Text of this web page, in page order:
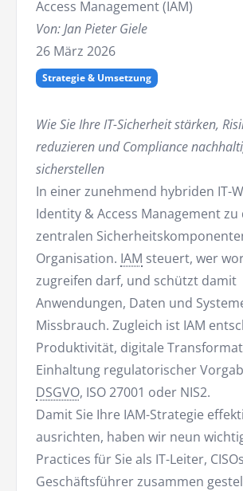
Access Management (IAM)
Von: Jan Pieter Giele
26 März 2026
Strategie & Umsetzung
Wie Sie Ihre IT-Sicherheit stärken,
reduzieren und Compliance
sicherstellen
In einer zunehmend hybriden IT-
Identity & Access Management zu
zentralen
Organisation. IAM steuert, wer
zugreifen darf, und schützt damit
Anwendungen, Daten und
Missbrauch. Zugleich ist IAM
Produktivität, digitale
Einhaltung regulatorischer
DSGVO, ISO 27001 oder NIS2.
Damit Sie Ihre IAM-Strategie
ausrichten, haben wir neun
Practices für Sie als IT-Leiter,
Geschäftsführer zusammen